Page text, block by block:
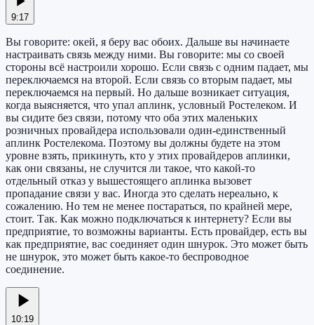
9:17
Вы говорите: окей, я беру вас обоих. Дальше вы начинаете
настраивать связь между ними. Вы говорите: мы со своей
стороны всё настроили хорошо. Если связь с одним падает, мы
переключаемся на второй. Если связь со вторым падает, мы
переключаемся на первый. Но дальше возникает ситуация,
когда выясняется, что упал аплинк, условный Ростелеком. И
вы сидите без связи, потому что оба этих маленьких
розничных провайдера использовали один-единственный
аплинк Ростелекома. Поэтому вы должны будете на этом
уровне взять, прикинуть, кто у этих провайдеров аплинки,
как они связаны, не случится ли такое, что какой-то
отдельный отказ у вышестоящего аплинка вызовет
пропадание связи у вас. Иногда это сделать нереально, к
сожалению. Но тем не менее постараться, по крайней мере,
стоит. Так. Как можно подключаться к интернету? Если вы
предприятие, то возможны варианты. Есть провайдер, есть вы
как предприятие, вас соединяет один шнурок. Это может быть
не шнурок, это может быть какое-то беспроводное
соединение.
10:19